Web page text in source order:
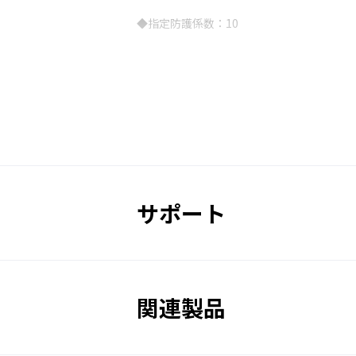
性能
吸気抵抗値
◆指定防護係数：10
サポート
関連製品